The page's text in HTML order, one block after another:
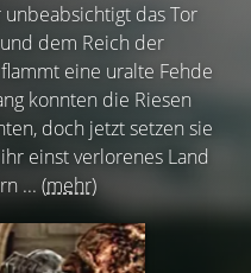
das Tor
dem Reich der
eine uralte Fehde
konnten die Riesen
doch jetzt setzen sie
einst verlorenes Land
... (mehr)